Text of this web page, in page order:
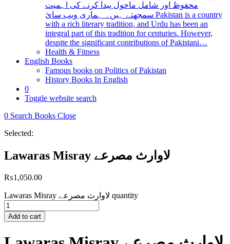
محفوظ اور شامل ماحول پیدا کرنے کی اہمیت
سمجھتے ہیں۔ ہماری ویب سائ Pakistan is a country
with a rich literary tradition, and Urdu has been an
integral part of this tradition for centuries. However,
despite the significant contributions of Pakistani…
Health & Fitness
English Books
Famous books on Politics of Pakistan
History Books In English
0
Toggle website search
0 Search Books Close
Selected:
Lawaras Misray لاوارث مصرعے
₨1,050.00
Lawaras Misray لاوارث مصرعے quantity
Add to cart